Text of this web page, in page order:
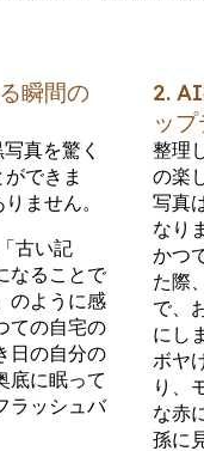
瞬間の
真を驚く
できま
ません。
古い記
なることで
のように感
ての自宅の
日の自分の
底に眠って
ラッシュバ
2.
ップ
整理
の楽
写真
なり
かつ
た際
で、
にし
ボヤ
り、
な赤
孫に